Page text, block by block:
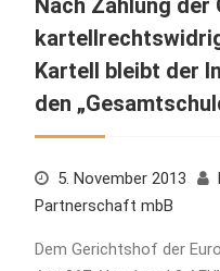
Kartell bleibt der
den
5. November 2013
Partnerschaft mbB
Dem Gerichtshof der